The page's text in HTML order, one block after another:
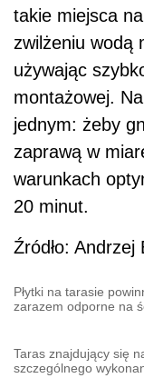
takie miejsca
zwilżeniu wodą
używając
montażowej.
jednym: żeby
zaprawą w
warunkach
20 minut.
Źródło: Andrzej
Płytki na tarasie
zarazem odporne na
Taras znajdujący się
szczególnego